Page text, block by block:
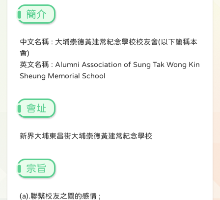
簡介
中文名稱 : 大埔崇德黃建常紀念學校校友會(以下簡稱本
會)
英文名稱 : Alumni Association of Sung Tak Wong Kin
Sheung Memorial School
會址
新界大埔東昌街大埔崇德黃建常紀念學校
宗旨
(a).聯繫校友之間的感情 ;